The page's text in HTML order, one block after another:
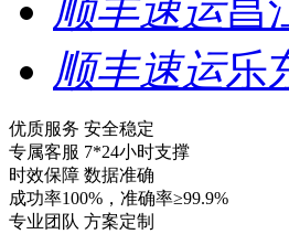
顺丰速运昌
顺丰速运乐
优质服务 安全稳定
专属客服 7*24小时支撑
时效保障 数据准确
成功率100%，准确率≥99.9%
专业团队 方案定制